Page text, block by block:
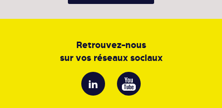
Retrouvez-nous
sur vos réseaux sociaux